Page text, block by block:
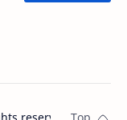
reserved.